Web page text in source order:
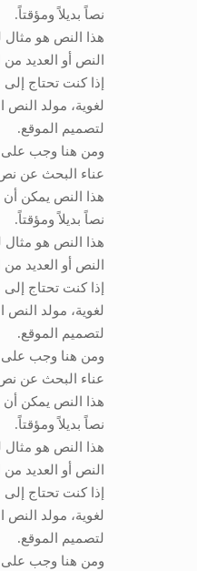
نصاً بديلاً ومؤقتاً.
هذا النص هو
النص أو العديد
إذا كنت تحتاج
لغوية، مولد
لتصميم الموقع.
ومن هنا وجب على
عناء البحث عن نص
هذا النص يمكن
نصاً بديلاً ومؤقتاً.
هذا النص هو
النص أو العديد
إذا كنت تحتاج
لغوية، مولد
لتصميم الموقع.
ومن هنا وجب على
عناء البحث عن نص
هذا النص يمكن
نصاً بديلاً ومؤقتاً.
هذا النص هو
النص أو العديد
إذا كنت تحتاج
لغوية، مولد
لتصميم الموقع.
ومن هنا وجب على